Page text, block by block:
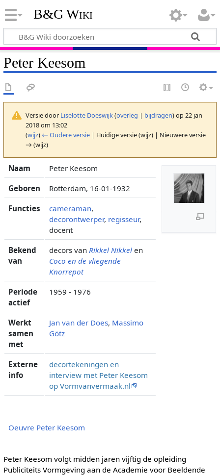
B&G Wiki
Peter Keesom
Versie door Liselotte Doeswijk(overleg | bijdragen)op 22 jan
2018 om 13:02
(wijz) ← Oudere versie| Huidige versie (wijz) | Nieuwere versie
→ (wijz)
Naam Peter Keesom
Geboren Rotterdam, 16-01-1932
Functies cameraman,
decorontwerper, regisseur,
docent
Bekend
van
decors van Rikkel Nikkelen
Coco en de vliegende
Knorrepot
Periode
actief
1959 - 1976
Werkt
samen
met
Jan van der Does, Massimo
Götz
Externe
info
decortekeningen en
interview met Peter Keesom
op Vormvanvermaak.nl
Oeuvre Peter Keesom
Peter Keesom volgt midden jaren vijftig de opleiding
Publiciteits Vormgeving aan de Academie voor Beeldende